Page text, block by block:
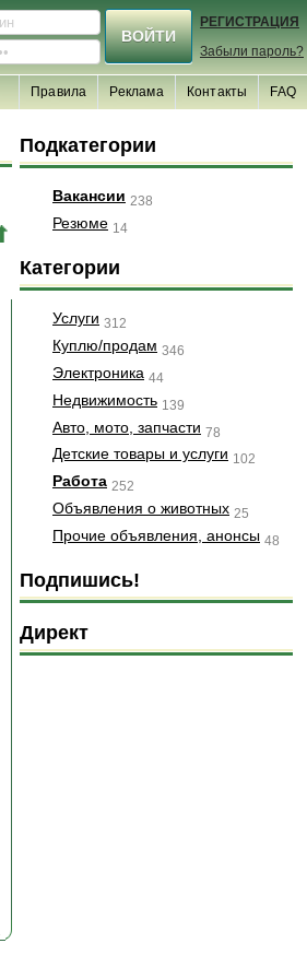
РЕГИСТРАЦИЯ
Забыли пароль?
FAQ
Контакты
Реклама
Правила
Подкатегории
Вакансии 238
Резюме 14
Категории
Услуги 312
Куплю/продам 346
Электроника 44
Недвижимость 139
Авто, мото, запчасти 78
Детские товары и услуги 102
Работа 252
Объявления о животных 25
Прочие объявления, анонсы 48
Подпишись!
Директ